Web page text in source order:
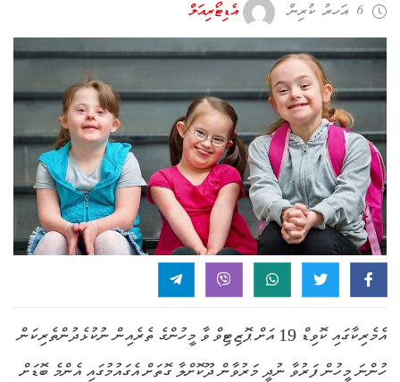
6 އަހރު ކުރިން އެޑިޓޯރިއަލް
އެމެރިކާގައި ކޮވިޑް 19 އަށް ޕޮޒިޓިވް ވާ މީހުންގެ ތެރެއިން ނުކުޅެދުންތެރިކަން
ހުންނަ މީހުން ފަރުވާ ނުދީ މަރުވާން ދޫކޮށްލާ ގޮތަށް އެގައުމުގައި އެންމެ ބޮޑަށް